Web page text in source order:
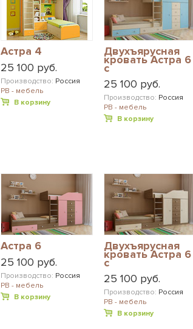
Астра 4
25 100 руб.
Производство: Россия
РВ - мебель
В корзину
Двухъярусная
кровать Астра 6
с
фасадами
25 100 руб.
Производство: Россия
РВ - мебель
В корзину
Астра 6
25 100 руб.
Производство: Россия
РВ - мебель
В корзину
Двухъярусная
кровать Астра 6
с
фасадами
25 100 руб.
Производство: Россия
РВ - мебель
В корзину